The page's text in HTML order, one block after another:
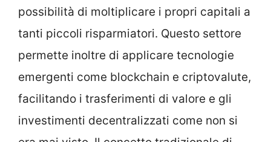
possibilità di moltiplicare i propri capitali a
tanti piccoli risparmiatori. Questo settore
permette inoltre di applicare tecnologie
emergenti come blockchain e criptovalute,
facilitando i trasferimenti di valore e gli
investimenti decentralizzati come non si